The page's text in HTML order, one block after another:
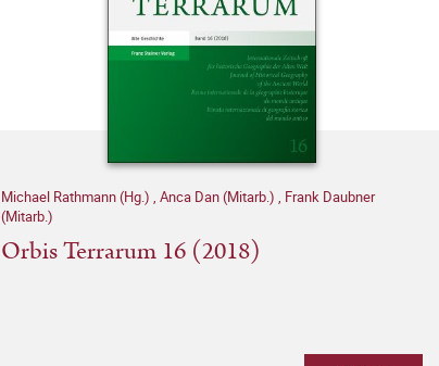
Michael Rathmann (Hg.) , Anca Dan (Mitarb.) , Frank Daubner
(Mitarb.)
Orbis Terrarum 16 (2018)